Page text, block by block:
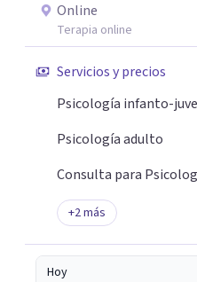
Online
Terapia online
Servicios y precios
Psicología infanto-
Psicología adulto
Consulta para
+2más
Hoy